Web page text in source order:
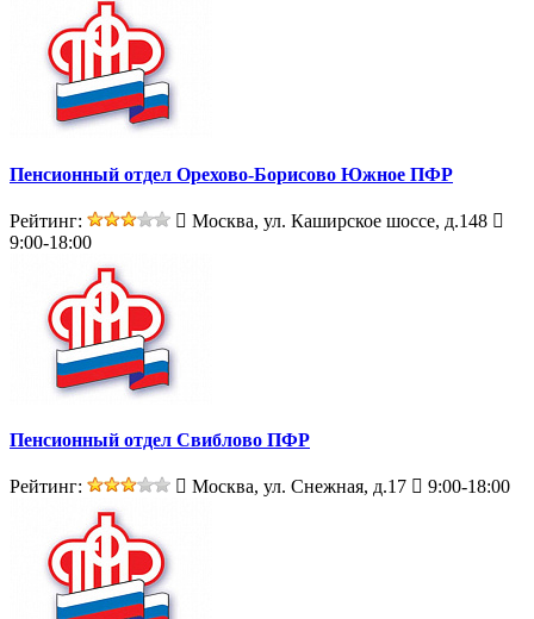
Пенсионный отдел Орехово-Борисово Южное ПФР
Рейтинг:
Москва, ул. Каширское шоссе, д.148
9:00-18:00
Пенсионный отдел Свиблово ПФР
Рейтинг: Москва, ул. Снежная, д.17 9:00-18:00